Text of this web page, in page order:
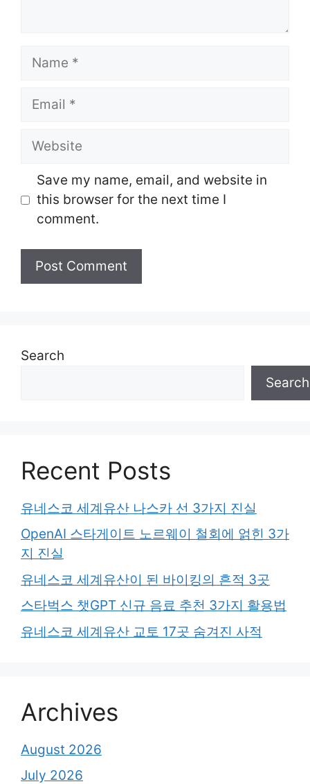
Name
Email
Website
Save my name, email, and website in
this browser for the next time I
comment.
Search
Search
Recent Posts
유네스코 세계유산 나스카 선 3가지 진실
OpenAI 스타게이트 노르웨이 철회에 얽힌 3가
지 진실
유네스코 세계유산이 된 바이킹의 흔적 3곳
스타벅스 챗GPT 신규 음료 추천 3가지 활용법
유네스코 세계유산 교토 17곳 숨겨진 사적
Archives
August 2026
July 2026